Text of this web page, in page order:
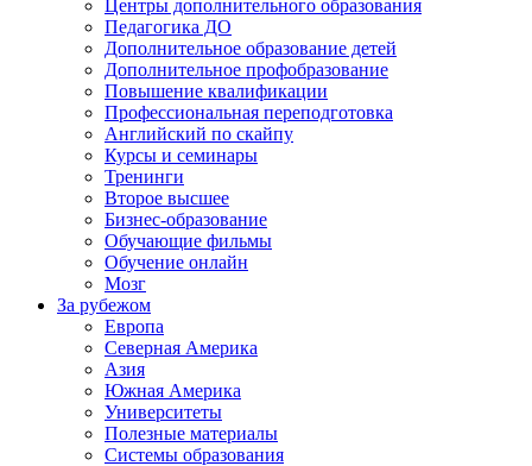
Центры дополнительного образования
Педагогика ДО
Дополнительное образование детей
Дополнительное профобразование
Повышение квалификации
Профессиональная переподготовка
Английский по скайпу
Курсы и семинары
Тренинги
Второе высшее
Бизнес-образование
Обучающие фильмы
Обучение онлайн
Мозг
За рубежом
Европа
Северная Америка
Азия
Южная Америка
Университеты
Полезные материалы
Системы образования